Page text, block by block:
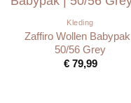
Kleding
Zaffiro Wollen Babypak |
50/56 Grey
€79,99